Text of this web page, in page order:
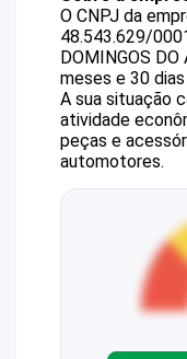
O CNPJ da
48.543.629/
DOMINGOS DO
meses e 30
A sua situação
atividade
peças e
automotores.